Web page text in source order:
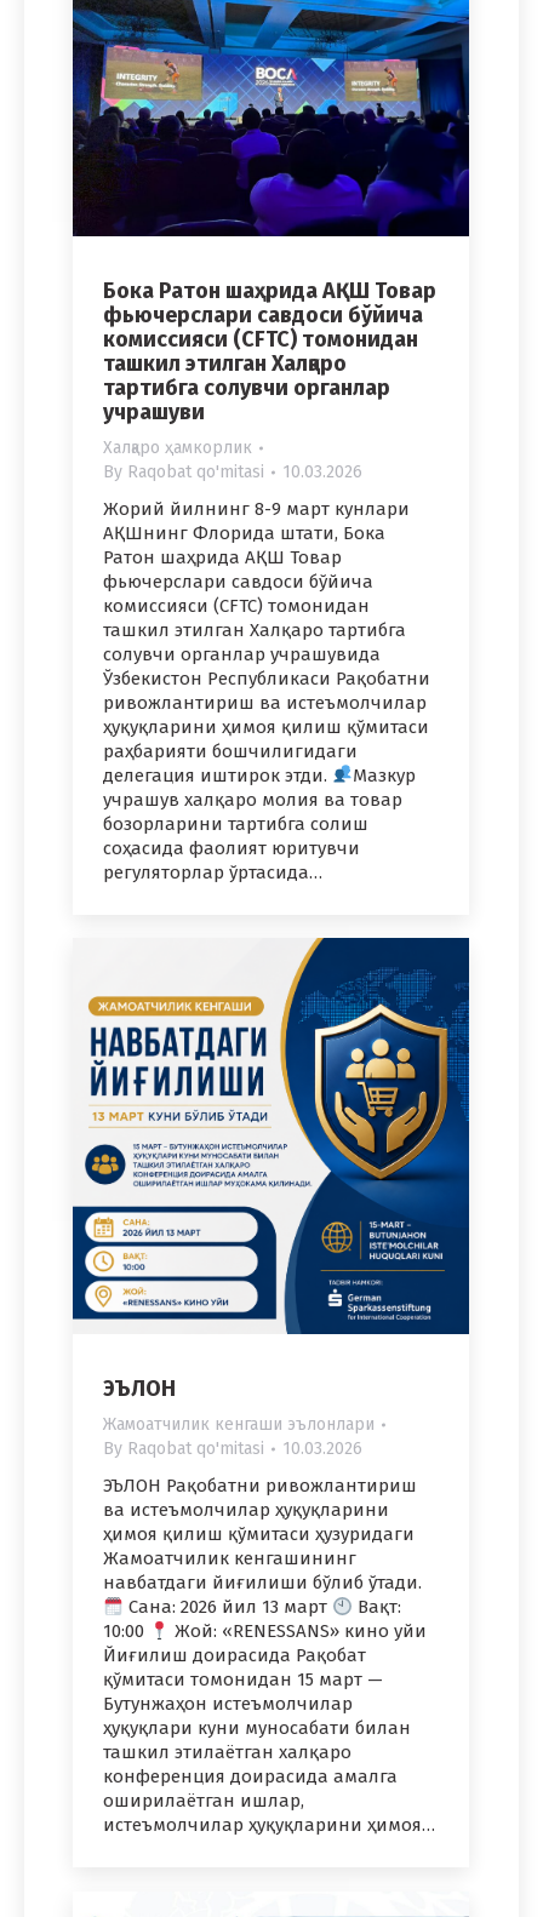
Бока Ратон шаҳрида АҚШ Товар
фьючерслари савдоси бўйича
комиссияси (CFTC) томонидан
ташкил этилган Халқаро
тартибга солувчи органлар
учрашуви
Халқаро ҳамкорлик
By Raqobat qo'mitasi 10.03.2026
Жорий йилнинг 8-9 март кунлари
АҚШнинг Флорида штати, Бока
Ратон шаҳрида АҚШ Товар
фьючерслари савдоси бўйича
комиссияси (CFTC) томонидан
ташкил этилган Халқаро тартибга
солувчи органлар учрашувида
Ўзбекистон Республикаси Рақобатни
ривожлантириш ва истеъмолчилар
ҳуқуқларини ҳимоя қилиш қўмитаси
раҳбарияти бошчилигидаги
делегация иштирок этди.
Мазкур
учрашув халқаро молия ва товар
бозорларини тартибга солиш
соҳасида фаолият юритувчи
регуляторлар ўртасида…
ЭЪЛОН
Жамоатчилик кенгаши эълонлари
By Raqobat qo'mitasi 10.03.2026
ЭЪЛОН Рақобатни ривожлантириш
ва истеъмолчилар ҳуқуқларини
ҳимоя қилиш қўмитаси ҳузуридаги
Жамоатчилик кенгашининг
навбатдаги йиғилиши бўлиб ўтади.
Сана: 2026 йил 13 март
Вақт:
10:00
Жой: «RENESSANS» кино уйи
Йиғилиш доирасида Рақобат
қўмитаси томонидан 15 март —
Бутунжаҳон истеъмолчилар
ҳуқуқлари куни муносабати билан
ташкил этилаётган халқаро
конференция доирасида амалга
оширилаётган ишлар,
истеъмолчилар ҳуқуқларини ҳимоя…